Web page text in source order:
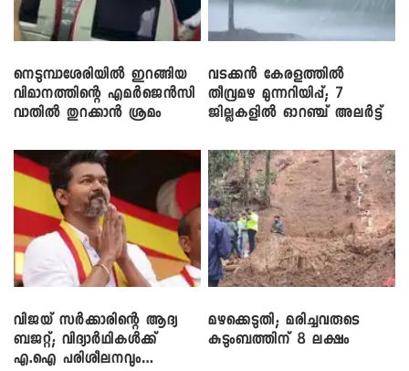
നെടുമ്പാശേരിയിൽ ഇറങ്ങിയ
വിമാനത്തിന്റെ എമർജെൻസി
വാതിൽ തുറക്കാൻ ശ്രമം
വടക്കൻ കേരളത്തിൽ
തീവ്രമഴ മുന്നറിയിപ്പ്; 7
ജില്ലകളിൽ ഓറഞ്ച് അലർട്ട്
വിജയ് സർക്കാരിന്റെ ആദ്യ
ബജറ്റ്; വിദ്യാർഥികൾക്ക്
എ.ഐ പരിശീലനവും
മഴക്കെടുതി; മരിച്ചവരുടെ
കുടുംബത്തിന് 8 ലക്ഷം